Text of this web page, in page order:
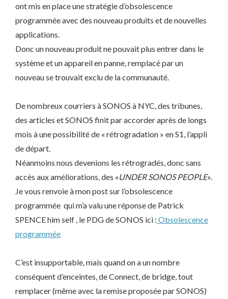
ont mis en place une stratégie d’obsolescence
programmée avec des nouveau produits et de nouvelles
applications.
Donc un nouveau produit ne pouvait plus entrer dans le
système et un appareil en panne, remplacé par un
nouveau se trouvait exclu de la communauté.
De nombreux courriers à SONOS à NYC, des tribunes,
des articles et SONOS finit par accorder après de longs
mois à une possibilité de « rétrogradation » en S1, l’appli
de départ.
Néanmoins nous devenions les rétrogradés, donc sans
accès aux améliorations, des «UNDER SONOS PEOPLE».
Je vous renvoie à mon post sur l’obsolescence
programmée qui m’a valu une réponse de Patrick
SPENCE him self , le PDG de SONOS ici : Obsolescence
programmée
C’est insupportable, mais quand on a un nombre
conséquent d’enceintes, de Connect, de bridge, tout
remplacer (même avec la remise proposée par SONOS)